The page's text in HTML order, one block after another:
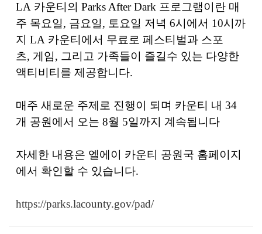
LA 카운티의 Parks After Dark 프로그램이란 매
주 목요일, 금요일, 토요일 저녁 6시에서 10시까
지 LA 카운티에서 무료로 페스티벌과 스포
츠, 게임, 그리고 가족들이 즐길수 있는 다양한
액티비티를 제공합니다.
매주 새로운 주제로 진행이 되며 카운티 내 34
개 공원에서 오는 8월 5일까지 계속됩니다
자세한 내용은 엘에이 카운티 공원국 홈페이지
에서 확인할 수 있습니다.
https://parks.lacounty.gov/pad/